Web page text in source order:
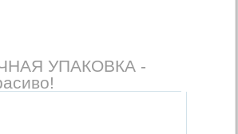
УПАКОВКА -